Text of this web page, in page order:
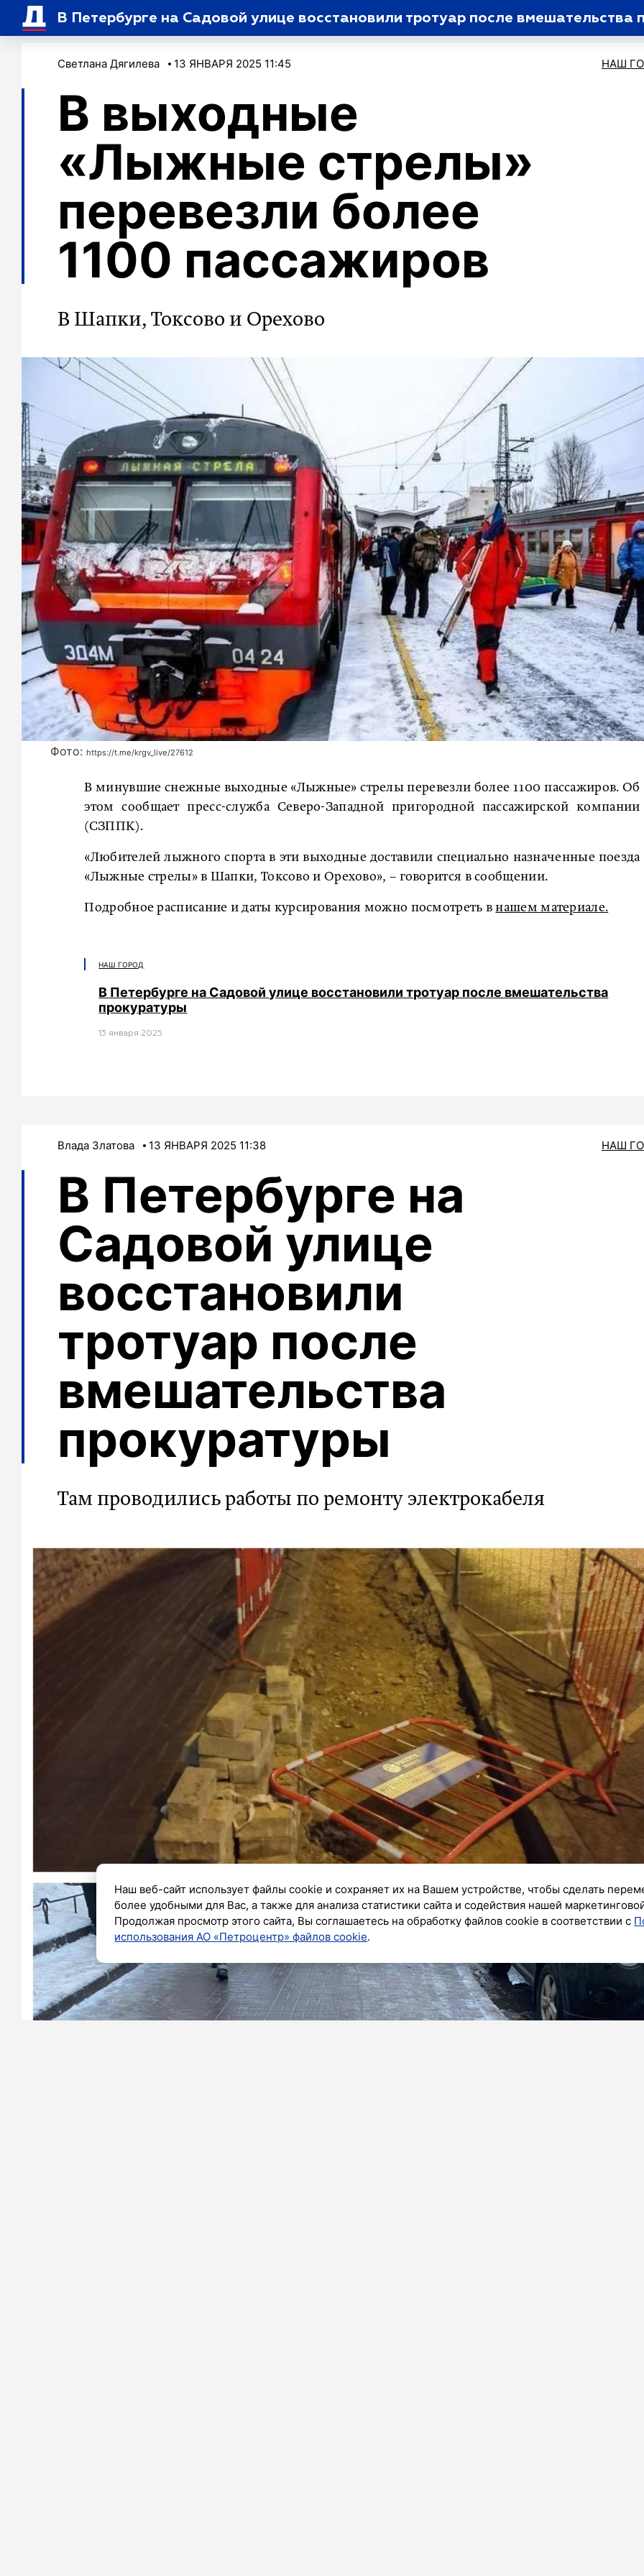
В Петербурге на Садовой улице восстановили тротуар после вмешательства
Светлана Дягилева 13 ЯНВАРЯ 2025 11:45 НАШ
В выходные
«Лыжные стрелы»
перевезли более
1100 пассажиров
В Шапки, Токсово и Орехово
Фото: https://t.me/krgv_live/27612
В минувшие снежные выходные «Лыжные» стрелы перевезли более 1100 пассажиров. Об
этом сообщает пресс-служба Северо-Западной пригородной пассажирской компании
(СЗППК).
«Любителей лыжного спорта в эти выходные доставили специально назначенные поезда
«Лыжные стрелы» в Шапки, Токсово и Орехово», – говорится в сообщении.
Подробное расписание и даты курсирования можно посмотреть внашем материале.
НАШ ГОРОД
В Петербурге на Садовой улице восстановили тротуар после вмешательства
прокуратуры
13 января 2025
Влада Златова 13 ЯНВАРЯ 2025 11:38 НАШ
В Петербурге на
Садовой улице
восстановили
тротуар после
вмешательства
прокуратуры
Там проводились работы по ремонту электрокабеля
Наш веб-сайт использует файлы cookie и сохраняет их на Вашем устройстве, чтобы сделать
более удобными для Вас, а также для анализа статистики сайта и содействия нашей
Продолжая просмотр этого сайта, Вы соглашаетесь на обработку файлов cookie в соответствии с
использования АО «Петроцентр» файлов cookie.